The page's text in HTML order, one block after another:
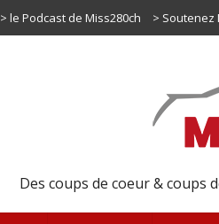
> le Podcast de Miss280ch > Soutenez
Des coups de coeur & coups